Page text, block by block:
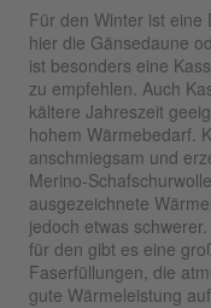
Für den Winter ist eine
hier die Gänsedaune
ist besonders eine
zu empfehlen. Auch
kältere Jahreszeit
hohem Wärmebedarf.
anschmiegsam und
Merino-
ausgezeichnete
jedoch etwas
für den gibt es eine
Faserfüllungen, die
gute Wärmeleistung